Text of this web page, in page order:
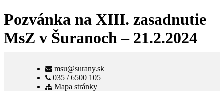
Pozvánka na XIII. zasadnutie
MsZ v Šuranoch – 21.2.2024
msu@surany.sk
035 / 6500 105
Mapa stránky